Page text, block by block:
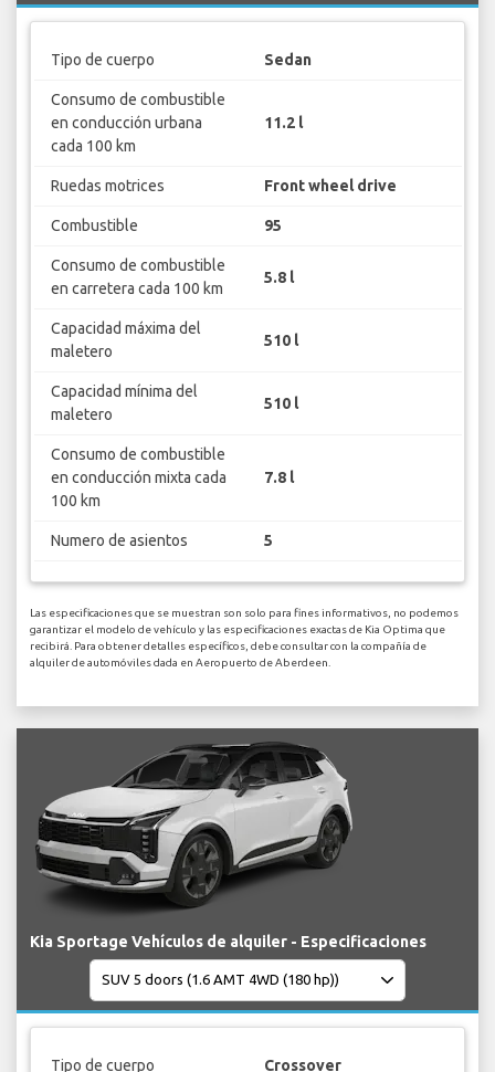
Tipo de cuerpo Sedan
Consumo de combustible
en conducción urbana
cada 100 km
11.2 l
Ruedas motrices Front wheel drive
Combustible 95
Consumo de combustible
en carretera cada 100 km
5.8 l
Capacidad máxima del
maletero
510 l
Capacidad mínima del
maletero
510 l
Consumo de combustible
en conducción mixta cada
100 km
7.8 l
Numero de asientos 5
Las especificaciones que se muestran son solo para fines informativos, no podemos
garantizar el modelo de vehículo y las especificaciones exactas de Kia Optima que
recibirá. Para obtener detalles específicos, debe consultar con la compañía de
alquiler de automóviles dada en Aeropuerto de Aberdeen.
Kia Sportage Vehículos de alquiler - Especificaciones
Tipo de cuerpo Crossover